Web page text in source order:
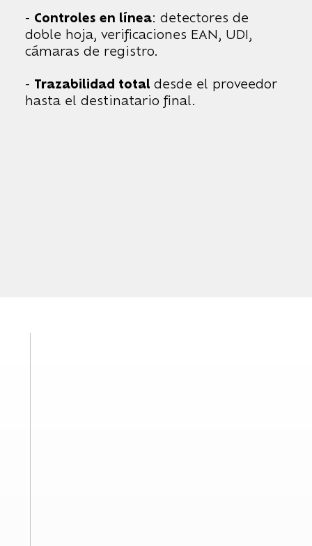
- Controles en línea: detectores de
doble hoja, verificaciones EAN, UDI,
cámaras de registro.
- Trazabilidad total desde el proveedor
hasta el destinatario final.